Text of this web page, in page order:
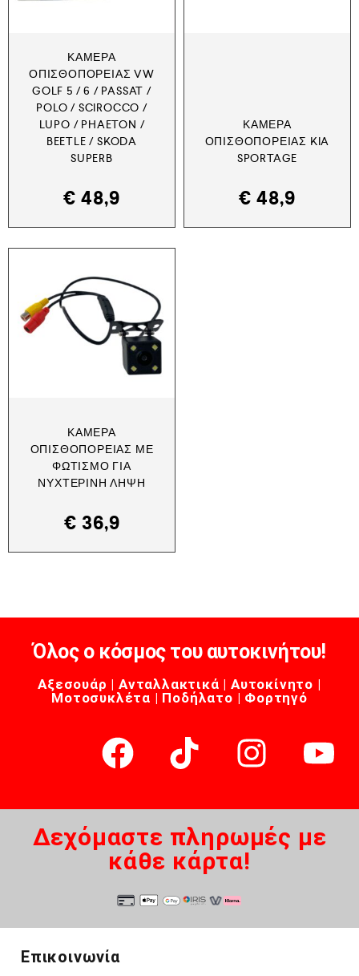
ΚΆΜΕΡΑ
ΟΠΙΣΘΟΠΟΡΕΊΑΣ VW
GOLF 5 / 6 / PASSAT /
POLO / SCIROCCO /
LUPO / PHAETON /
BEETLE / SKODA
SUPERB
€ 48,9
ΚΆΜΕΡΑ
ΟΠΙΣΘΟΠΟΡΕΊΑΣ KIA
SPORTAGE
€ 48,9
ΚΆΜΕΡΑ
ΟΠΙΣΘΟΠΟΡΕΊΑΣ ΜΕ
ΦΩΤΙΣΜΌ ΓΙΑ
ΝΥΧΤΕΡΙΝΉ ΛΉΨΗ
€ 36,9
Όλος ο κόσμος του αυτοκινήτου!
Αξεσουάρ | Ανταλλακτικά | Αυτοκίνητο |
Μοτοσυκλέτα | Ποδήλατο | Φορτηγό
Δεχόμαστε πληρωμές με
κάθε κάρτα!
Επικοινωνία